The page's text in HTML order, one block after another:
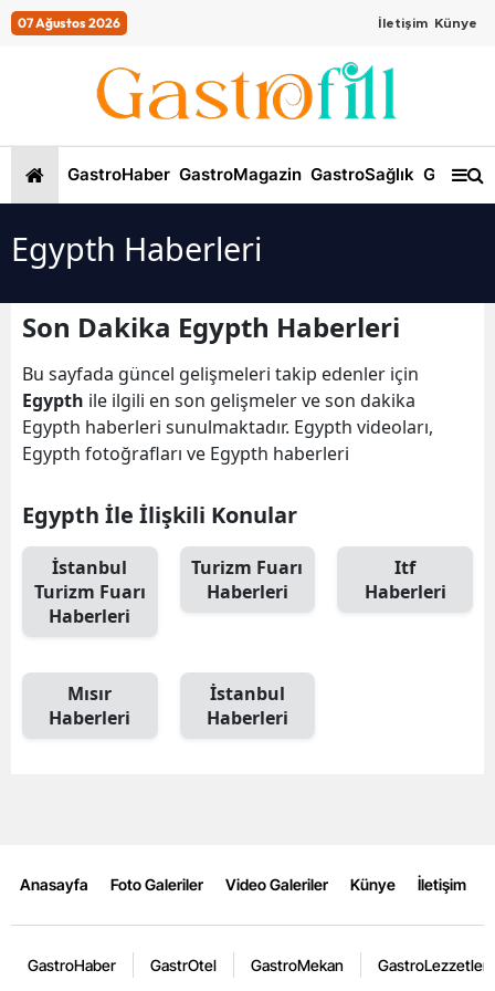
07 Ağustos 2026 İletişim Künye
GastroHaber GastroMagazin GastroSağlık
Egypth Haberleri
Son Dakika Egypth Haberleri
Bu sayfada güncel gelişmeleri takip edenler için
Egypth ile ilgili en son gelişmeler ve son dakika
Egypth haberleri sunulmaktadır. Egypth videoları,
Egypth fotoğrafları ve Egypth haberleri
Egypth İle İlişkili Konular
İstanbul
Turizm Fuarı
Haberleri
Turizm Fuarı
Haberleri
Itf
Haberleri
Mısır
Haberleri
İstanbul
Haberleri
Anasayfa Foto Galeriler Video Galeriler Künye İletişim
GastroHaber GastrOtel GastroMekan GastroLezzetler